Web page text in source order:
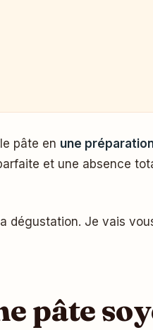
pâte en une
et une absence
dégustation. Je vais
pâte